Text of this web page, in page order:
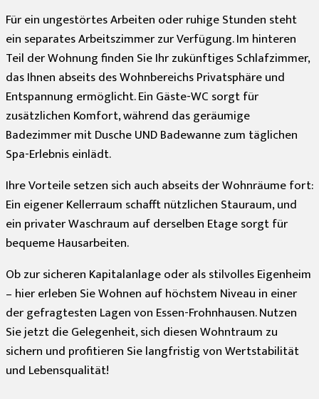
Für ein ungestörtes Arbeiten oder ruhige Stunden steht
ein separates Arbeitszimmer zur Verfügung. Im hinteren
Teil der Wohnung finden Sie Ihr zukünftiges Schlafzimmer,
das Ihnen abseits des Wohnbereichs Privatsphäre und
Entspannung ermöglicht. Ein Gäste-WC sorgt für
zusätzlichen Komfort, während das geräumige
Badezimmer mit Dusche UND Badewanne zum täglichen
Spa-Erlebnis einlädt.
Ihre Vorteile setzen sich auch abseits der Wohnräume fort:
Ein eigener Kellerraum schafft nützlichen Stauraum, und
ein privater Waschraum auf derselben Etage sorgt für
bequeme Hausarbeiten.
Ob zur sicheren Kapitalanlage oder als stilvolles Eigenheim
– hier erleben Sie Wohnen auf höchstem Niveau in einer
der gefragtesten Lagen von Essen-Frohnhausen. Nutzen
Sie jetzt die Gelegenheit, sich diesen Wohntraum zu
sichern und profitieren Sie langfristig von Wertstabilität
und Lebensqualität!